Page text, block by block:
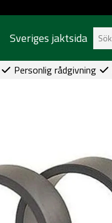
Sveriges jaktsida
Personlig rådgivning